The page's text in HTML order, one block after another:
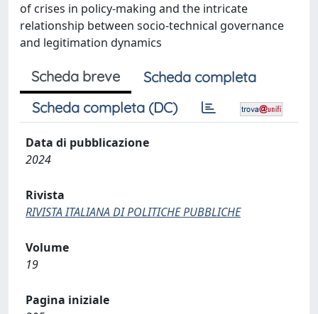
of crises in policy-making and the intricate
relationship between socio-technical governance
and legitimation dynamics
Scheda breve
Scheda completa
Scheda completa (DC)
Data di pubblicazione
2024
Rivista
RIVISTA ITALIANA DI POLITICHE PUBBLICHE
Volume
19
Pagina iniziale